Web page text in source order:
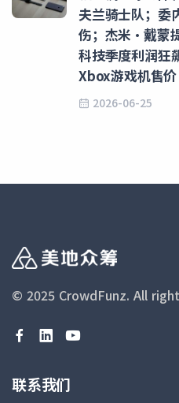
夫兰骑士队；委
伤；杰米·戴蒙
科技季度利润狂
Xbox游戏机售价
2026-06-25
© 2025 CrowdFunz. All
联系我们